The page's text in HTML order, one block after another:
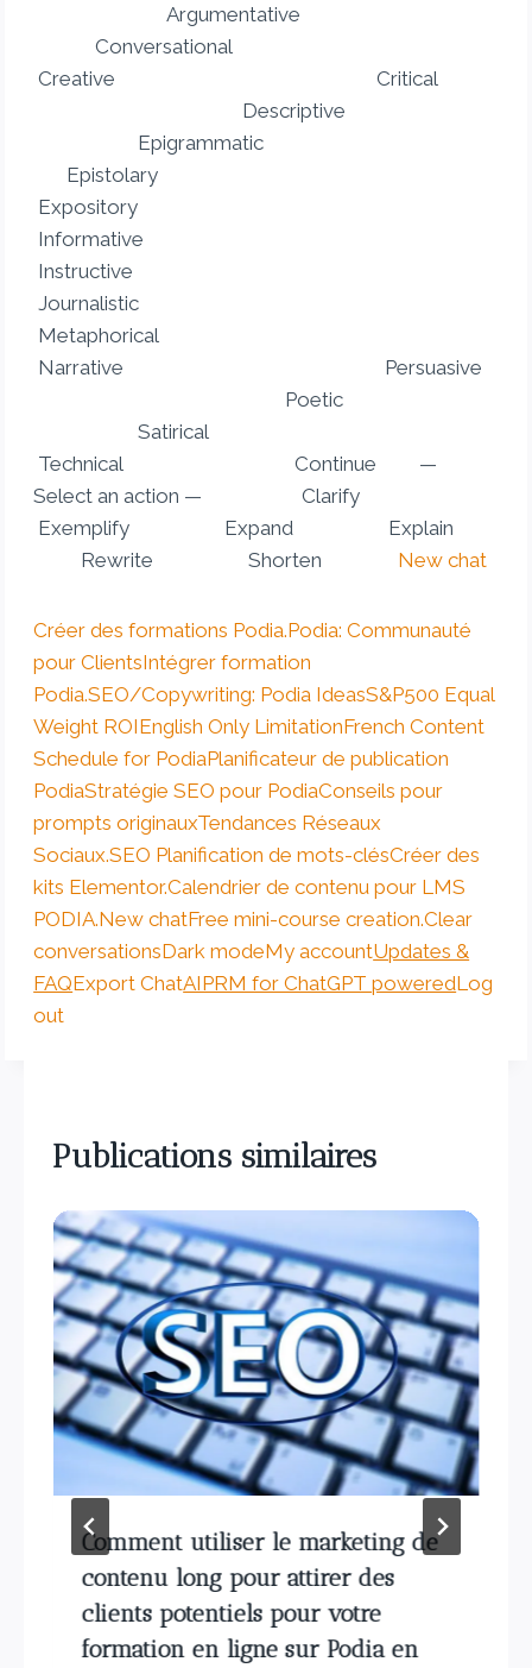
Argumentative
Conversational
Creative Critical
Descriptive
Epigrammatic
Epistolary
Expository
Informative
Instructive
Journalistic
Metaphorical
Narrative Persuasive
Poetic
Satirical
Technical Continue —
Select an action — Clarify
Exemplify Expand Explain
Rewrite Shorten New chat
Créer des formations Podia.Podia: Communauté
pour ClientsIntégrer formation
Podia.SEO/Copywriting: Podia IdeasS&P500 Equal
Weight ROIEnglish Only LimitationFrench Content
Schedule for PodiaPlanificateur de publication
PodiaStratégie SEO pour PodiaConseils pour
prompts originauxTendances Réseaux
Sociaux.SEO Planification de mots-clésCréer des
kits Elementor.Calendrier de contenu pour LMS
PODIA.New chatFree mini-course creation.Clear
conversationsDark modeMy accountUpdates &
FAQExport ChatAIPRM for ChatGPT poweredLog
out
Publications similaires
Comment utiliser le marketing de
contenu long pour attirer des
clients potentiels pour votre
formation en ligne sur Podia en